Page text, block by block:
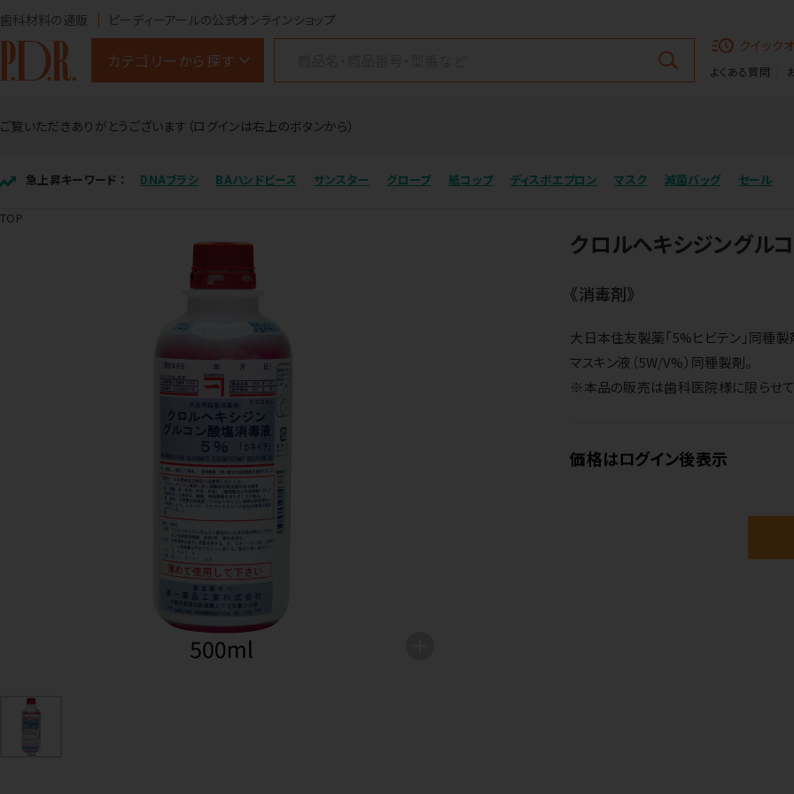
歯科材料の通販 ピーディーアールの公式オンラインショップ
カテゴリーから探す
クイック
よくある質問
ご覧いただきありがとうございます（ログインは右上のボタンから）
急上昇キーワード ： DNAブラシ BAハンドピース サンスター グローブ 紙コップ ディスポエプロン マスク 滅菌バッグ セール
TOP
クロルヘキシジングル
《消毒剤》
大日本住友製薬「5%ヒビテン」同種製
マスキン液（5W/V%）同種製剤。
※本品の販売は歯科医院様に限らせて
価格はログイン後表示